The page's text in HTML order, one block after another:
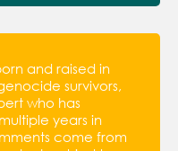
and raised in
survivors,
who has
years in
come from